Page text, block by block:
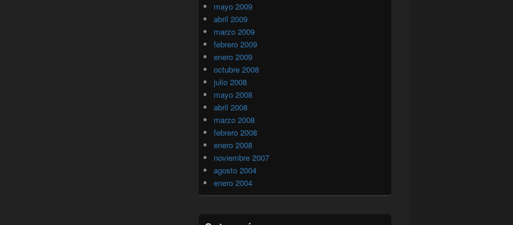
mayo 2009
abril 2009
marzo 2009
febrero 2009
enero 2009
octubre 2008
julio 2008
mayo 2008
abril 2008
marzo 2008
febrero 2008
enero 2008
noviembre 2007
agosto 2004
enero 2004